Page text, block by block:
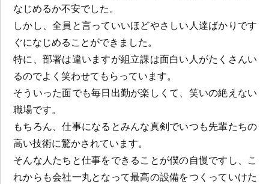
なじめるか不安でした。
しかし、全員と言っていいほどやさしい人達ばかりです
ぐになじめることができました。
特に、部署は違いますが組立課は面白い人がたくさんい
るのでよく笑わせてもらっています。
そういった面でも毎日出勤が楽しくて、笑いの絶えない
職場です。
もちろん、仕事になるとみんな真剣でいつも先輩たちの
高い技術に驚かされています。
そんな人たちと仕事をできることが僕の自慢ですし、こ
れからも会社一丸となって最高の設備をつくっていけた